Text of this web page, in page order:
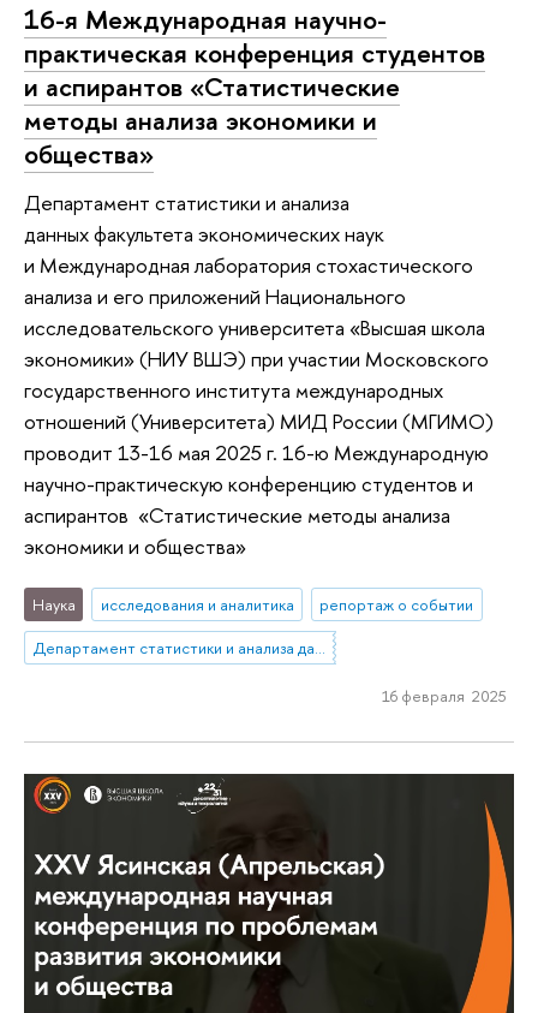
16-я Международная научно-
практическая конференция студентов
и аспирантов «Статистические
методы анализа экономики и
общества»
Департамент статистики и анализа
данных факультета экономических наук
и Международная лаборатория стохастического
анализа и его приложений Национального
исследовательского университета «Высшая школа
экономики» (НИУ ВШЭ) при участии Московского
государственного института международных
отношений (Университета) МИД России (МГИМО)
проводит 13-16 мая 2025 г. 16-ю Международную
научно-практическую конференцию студентов и
аспирантов «Статистические методы анализа
экономики и общества»
Наука исследования и аналитика
репортаж о событии
Департамент статистики и анализа данных
16 февраля 2025